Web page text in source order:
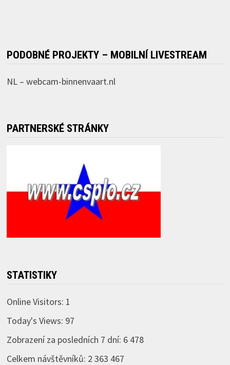
PODOBNÉ PROJEKTY – MOBILNÍ LIVESTREAM
NL – webcam-binnenvaart.nl
PARTNERSKÉ STRÁNKY
STATISTIKY
Online Visitors: 1
Today's Views: 97
Zobrazení za posledních 7 dní: 6 478
Celkem návštěvníků: 2 363 467